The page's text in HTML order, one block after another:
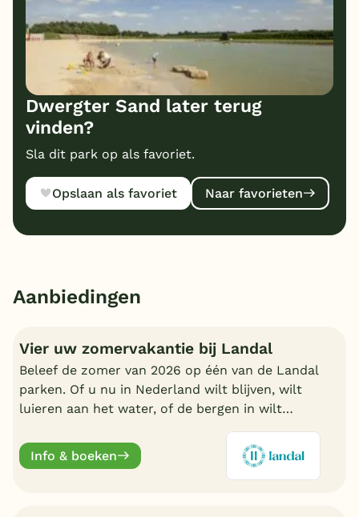
Dwergter Sand later terug
vinden?
Sla dit park op als favoriet.
Opslaan als favoriet Naar favorieten
Aanbiedingen
Vier uw zomervakantie bij Landal
Beleef de zomer van 2026 op één van de Landal
parken. Of u nu in Nederland wilt blijven, wilt
luieren aan het water, of de bergen in wilt
fijn Landal park.
Info & boeken